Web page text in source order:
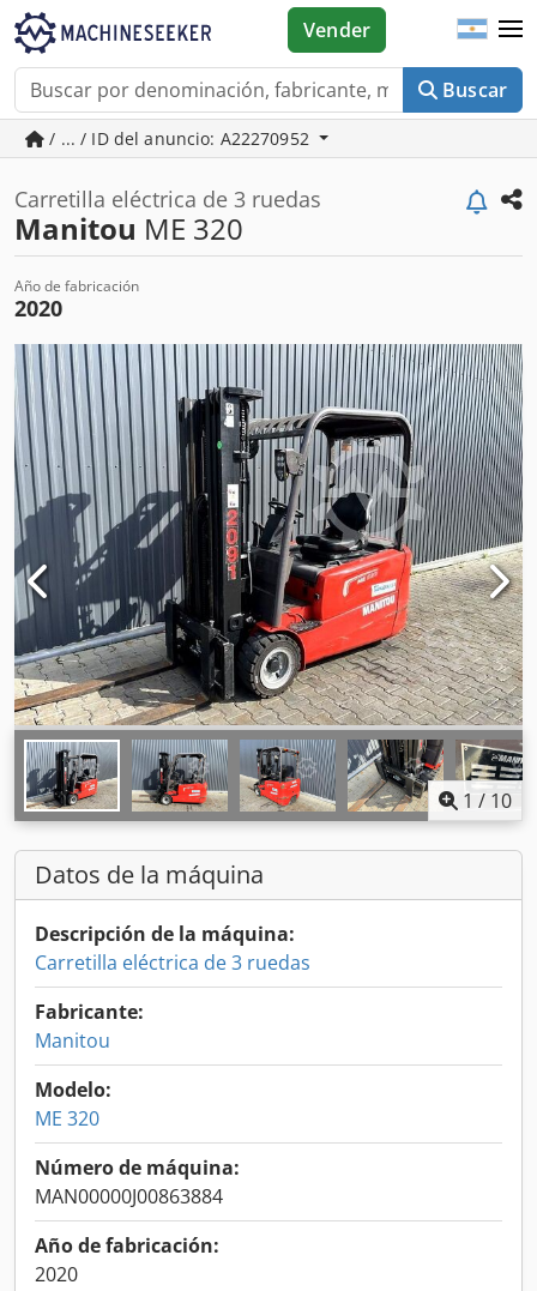
Buscar
Vender
/ ... / ID del anuncio: A22270952
Carretilla eléctrica de 3 ruedas
Manitou ME 320
Año de fabricación
2020
1 / 10
Datos de la máquina
Descripción de la máquina:
Carretilla eléctrica de 3 ruedas
Fabricante:
Manitou
Modelo:
ME 320
Número de máquina:
MAN00000J00863884
Año de fabricación:
2020